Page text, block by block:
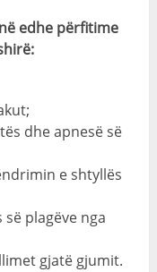
edhe përfitime
dhe apnesë së
e shtyllës
plagëve nga
gjatë gjumit.